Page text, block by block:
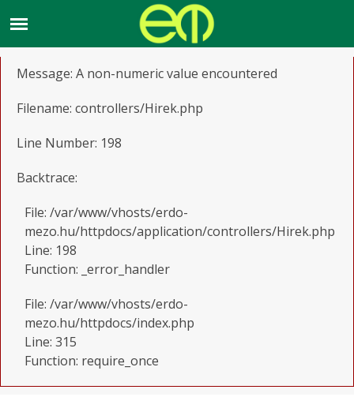
A PHP Error was encountered
Message: A non-numeric value encountered
Filename: controllers/Hirek.php
Line Number: 198
Backtrace:
File: /var/www/vhosts/erdo-
mezo.hu/httpdocs/application/controllers/Hirek.php
Line: 198
Function: _error_handler
File: /var/www/vhosts/erdo-
mezo.hu/httpdocs/index.php
Line: 315
Function: require_once